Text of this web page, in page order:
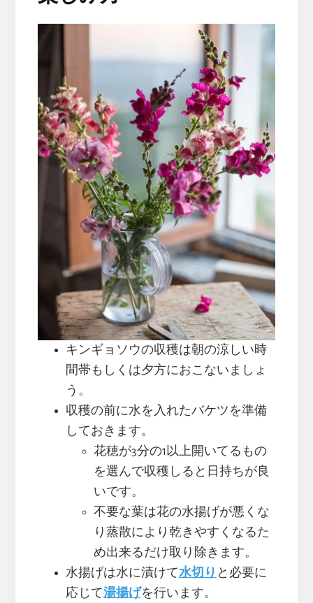
キンギョソウの収穫は朝の涼しい時
間帯もしくは夕方におこないましょ
う。
収穫の前に水を入れたバケツを準備
しておきます。
花穂が3分の1以上開いてるもの
を選んで収穫しると日持ちが良
いです。
不要な葉は花の水揚げが悪くな
り蒸散により乾きやすくなるた
め出来るだけ取り除きます。
水揚げは水に漬けて水切り と必要に
応じて湯揚げを行います。